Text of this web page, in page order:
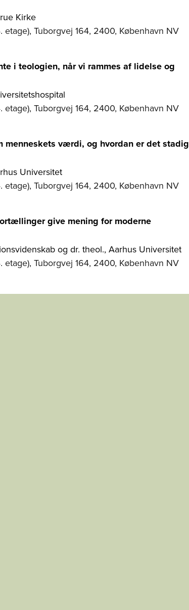
Kirke
Tuborgvej 164, 2400, København NV
i teologien, når vi rammes af lidelse og
Tuborgvej 164, 2400, København NV
værdi, og hvordan er det stadig
Universitet
Tuborgvej 164, 2400, København NV
give mening for moderne
og dr. theol., Aarhus Universitet
Tuborgvej 164, 2400, København NV